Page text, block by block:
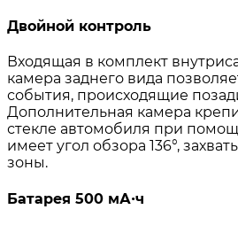
Двойной контроль
Входящая в комплект
камера заднего вида
события, происходящие
Дополнительная камера
стекле автомобиля при
имеет угол обзора 136°,
зоны.
Батарея 500 мА∙ч